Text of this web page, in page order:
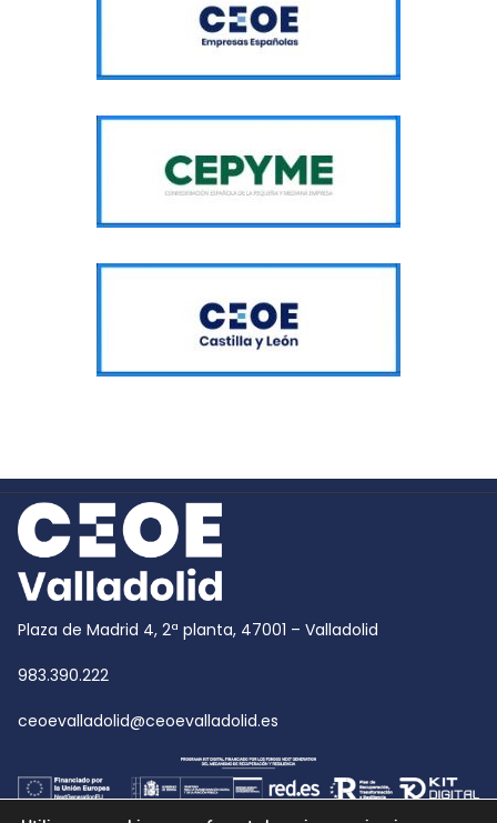
Plaza de Madrid 4, 2ª planta, 47001 – Valladolid
983.390.222
ceoevalladolid@ceoevalladolid.es